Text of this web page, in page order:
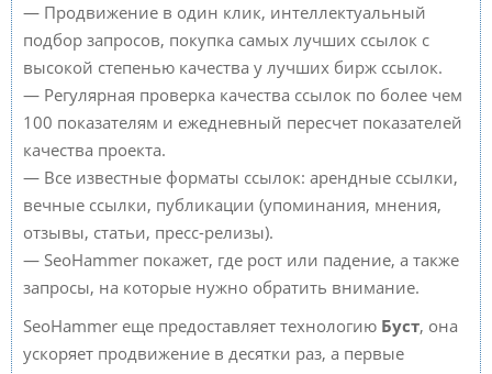
— Продвижение в один клик, интеллектуальный
подбор запросов, покупка самых лучших ссылок с
высокой степенью качества у лучших бирж ссылок.
— Регулярная проверка качества ссылок по более чем
100 показателям и ежедневный пересчет показателей
качества проекта.
— Все известные форматы ссылок: арендные ссылки,
вечные ссылки, публикации (упоминания, мнения,
отзывы, статьи, пресс-релизы).
— SeoHammer покажет, где рост или падение, а также
запросы, на которые нужно обратить внимание.
SeoHammer еще предоставляет технологию Буст, она
ускоряет продвижение в десятки раз, а первые